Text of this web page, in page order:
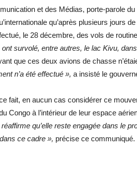
et des Médias, porte-parole du
qu’après plusieurs jours
le 28 décembre, des vols de
survolé, entre autres, le lac Kivu,
que ces deux avions de chasse
n’a été effectué », a insisté le
fait, en aucun cas considérer ce
Congo à l’intérieur de leur espace
qu’elle reste engagée dans le
ce cadre », précise ce communiqué.